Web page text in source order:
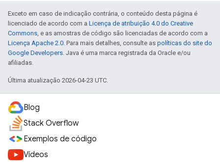
Exceto em caso de indicação contrária, o conteúdo desta página é
licenciado de acordo com a Licença de atribuição 4.0 do Creative
Commons , e as amostras de código são licenciadas de acordo com a
Licença Apache 2.0 . Para mais detalhes, consulte as políticas do site do
Google Developers . Java é uma marca registrada da Oracle e/ou
afiliadas.
Última atualização 2026-04-23 UTC.
Blog
Stack Overflow
Exemplos de código
Vídeos